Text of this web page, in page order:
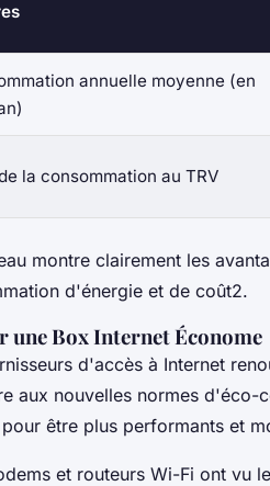
annuelle moyenne (en
la consommation au TRV
montre clairement les
d'énergie et de coût2.
une Box Internet Économe
d'accès à Internet
aux nouvelles normes d'éco-
être plus performants et
et routeurs Wi-Fi ont vu